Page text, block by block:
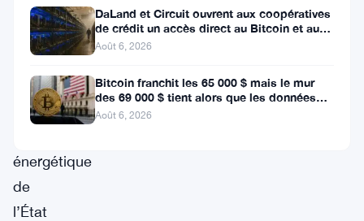
pris
les
devants,
aidant
énergétique
de
l’État
DaLand et Circuit ouvrent aux coopératives
de crédit un accès direct au Bitcoin et aux
actifs numériques
Août 6, 2026
Bitcoin franchit les 65 000 $ mais le mur
des 69 000 $ tient alors que les données
sur l’emploi se profilent
Août 6, 2026